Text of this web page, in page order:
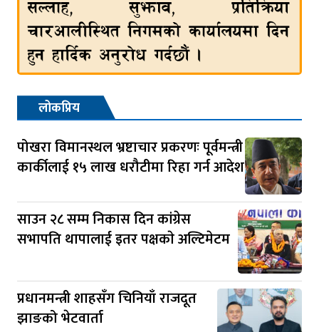
लोकप्रिय
पोखरा विमानस्थल भ्रष्टाचार प्रकरणः पूर्वमन्त्री
कार्कीलाई १५ लाख धरौटीमा रिहा गर्न आदेश
साउन २८ सम्म निकास दिन कांग्रेस
सभापति थापालाई इतर पक्षकाे अल्टिमेटम
प्रधानमन्त्री शाहसँग चिनियाँ राजदूत
झाङको भेटवार्ता